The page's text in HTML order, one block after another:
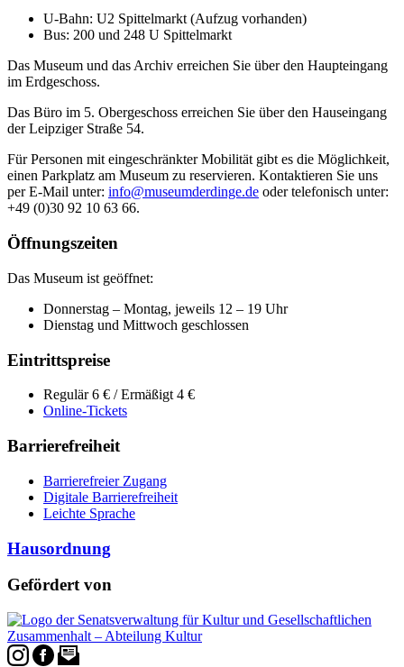
U-Bahn: U2 Spittelmarkt (Aufzug vorhanden)
Bus: 200 und 248 U Spittelmarkt
Das Museum und das Archiv erreichen Sie über den Haupteingang
im Erdgeschoss.
Das Büro im 5. Obergeschoss erreichen Sie über den Hauseingang
der Leipziger Straße 54.
Für Personen mit eingeschränkter Mobilität gibt es die Möglichkeit,
einen Parkplatz am Museum zu reservieren. Kontaktieren Sie uns
per E-Mail unter: info@museumderdinge.de oder telefonisch unter:
+49 (0)30 92 10 63 66.
Öffnungszeiten
Das Museum ist geöffnet:
Donnerstag – Montag, jeweils 12 – 19 Uhr
Dienstag und Mittwoch geschlossen
Eintrittspreise
Regulär 6 € / Ermäßigt 4 €
Online-Tickets
Barrierefreiheit
Barrierefreier Zugang
Digitale Barrierefreiheit
Leichte Sprache
Hausordnung
Gefördert von